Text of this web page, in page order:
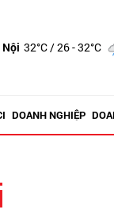
Nội 32°C/ 26 - 32°C
DOANH NGHIỆP